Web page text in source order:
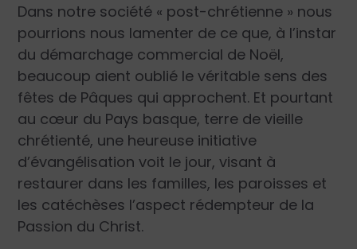
Dans notre société « post-chrétienne » nous
pourrions nous lamenter de ce que, à l’instar
du démarchage commercial de Noël,
beaucoup aient oublié le véritable sens des
fêtes de Pâques qui approchent. Et pourtant
au cœur du Pays basque, terre de vieille
chrétienté, une heureuse initiative
d’évangélisation voit le jour, visant à
restaurer dans les familles, les paroisses et
les catéchèses l’aspect rédempteur de la
Passion du Christ.